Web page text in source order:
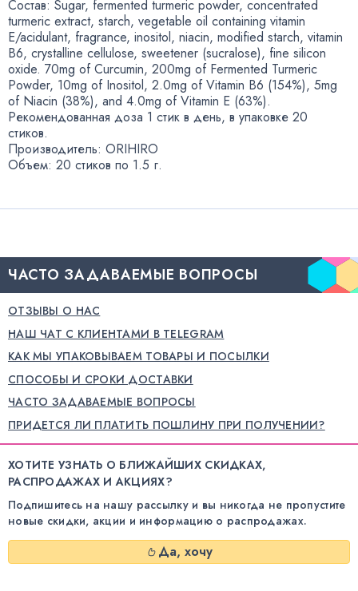
Состав: Sugar, fermented turmeric powder, concentrated
turmeric extract, starch, vegetable oil containing vitamin
E/acidulant, fragrance, inositol, niacin, modified starch, vitamin
B6, crystalline cellulose, sweetener (sucralose), fine silicon
oxide. 70mg of Curcumin, 200mg of Fermented Turmeric
Powder, 10mg of Inositol, 2.0mg of Vitamin B6 (154%), 5mg
of Niacin (38%), and 4.0mg of Vitamin E (63%).
Рекомендованная доза 1 стик в день, в упаковке 20
стиков.
Производитель: ORIHIRO
Объем: 20 стиков по 1.5 г.
ЧАСТО ЗАДАВАЕМЫЕ ВОПРОСЫ
ОТЗЫВЫ О НАС
НАШ ЧАТ С КЛИЕНТАМИ В TELEGRAM
КАК МЫ УПАКОВЫВАЕМ ТОВАРЫ И ПОСЫЛКИ
СПОСОБЫ И СРОКИ ДОСТАВКИ
ЧАСТО ЗАДАВАЕМЫЕ ВОПРОСЫ
ПРИДЕТСЯ ЛИ ПЛАТИТЬ ПОШЛИНУ ПРИ ПОЛУЧЕНИИ?
ХОТИТЕ УЗНАТЬ О БЛИЖАЙШИХ СКИДКАХ,
РАСПРОДАЖАХ И АКЦИЯХ?
Подпишитесь на нашу рассылку и вы никогда не пропустите
новые скидки, акции и информацию о распродажах.
Да, хочу